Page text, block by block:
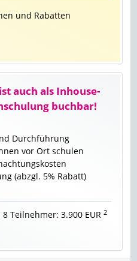
und Rabatten
auch als Inhouse-
buchbar!
Durchführung
vor Ort schulen
(abzgl. 5% Rabatt)
Teilnehmer: 3.900 EUR 2